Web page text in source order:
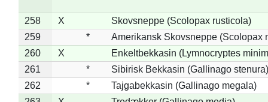
258 X
Skovsneppe (Scolopax rusticola)
259
*
Amerikansk Skovsneppe (Scolopax
260
X
Enkeltbekkasin (Lymnocryptes
261
*
Sibirisk Bekkasin (Gallinago stenura)
262
*
Tajgabekkasin (Gallinago megala)